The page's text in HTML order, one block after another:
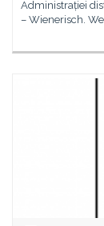
Administrației
– Wienerisch.